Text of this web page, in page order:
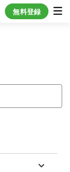
無料登録